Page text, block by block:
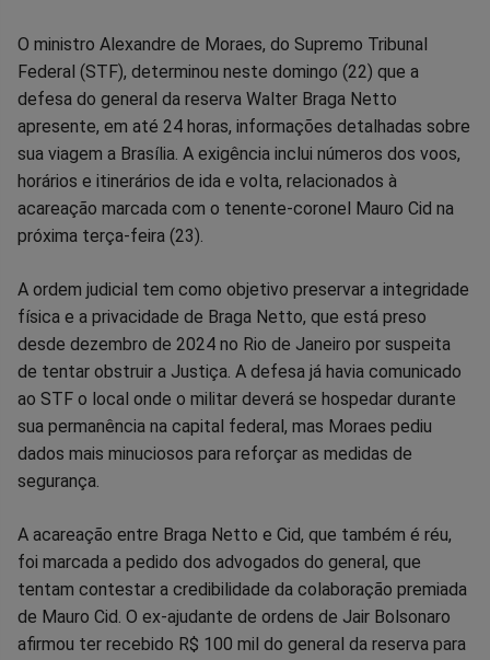
Compartilhar
no
Facebook
Compartilhar
no
Whatsapp
Compartilhar
no
Twitter
Compartilhar
no
Messenger
Compartilhar
no
TelegramGettr
O ministro Alexandre de Moraes, do Supremo Tribunal
Federal (STF), determinou neste domingo (22) que a
defesa do general da reserva Walter Braga Netto
apresente, em até 24 horas, informações detalhadas sobre
sua viagem a Brasília. A exigência inclui números dos voos,
horários e itinerários de ida e volta, relacionados à
acareação marcada com o tenente-coronel Mauro Cid na
próxima terça-feira (23).
A ordem judicial tem como objetivo preservar a integridade
física e a privacidade de Braga Netto, que está preso
desde dezembro de 2024 no Rio de Janeiro por suspeita
de tentar obstruir a Justiça. A defesa já havia comunicado
ao STF o local onde o militar deverá se hospedar durante
sua permanência na capital federal, mas Moraes pediu
dados mais minuciosos para reforçar as medidas de
segurança.
A acareação entre Braga Netto e Cid, que também é réu,
foi marcada a pedido dos advogados do general, que
tentam contestar a credibilidade da colaboração premiada
de Mauro Cid. O ex-ajudante de ordens de Jair Bolsonaro
afirmou ter recebido R$ 100 mil do general da reserva para